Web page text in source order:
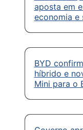
aposta em
economia e
BYD
híbrido e
Mini para o